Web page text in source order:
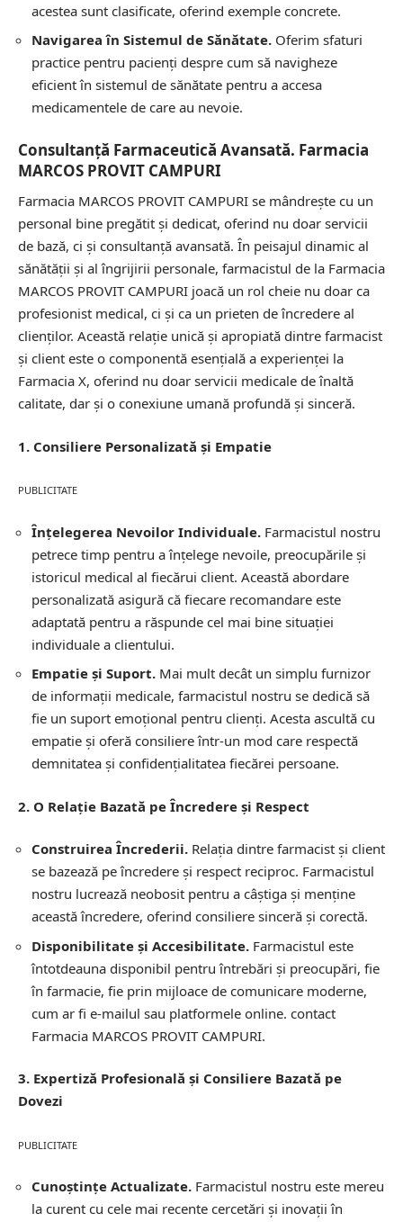
acestea sunt clasificate, oferind exemple concrete.
Navigarea în Sistemul de Sănătate. Oferim sfaturi
practice pentru pacienți despre cum să navigheze
eficient în sistemul de sănătate pentru a accesa
medicamentele de care au nevoie.
Consultanță Farmaceutică Avansată. Farmacia
MARCOS PROVIT CAMPURI
Farmacia MARCOS PROVIT CAMPURI se mândrește cu un
personal bine pregătit și dedicat, oferind nu doar servicii
de bază, ci și consultanță avansată. În peisajul dinamic al
sănătății și al îngrijirii personale, farmacistul de la Farmacia
MARCOS PROVIT CAMPURI joacă un rol cheie nu doar ca
profesionist medical, ci și ca un prieten de încredere al
clienților. Această relație unică și apropiată dintre farmacist
și client este o componentă esențială a experienței la
Farmacia X, oferind nu doar servicii medicale de înaltă
calitate, dar și o conexiune umană profundă și sinceră.
1. Consiliere Personalizată și Empatie
PUBLICITATE
Înțelegerea Nevoilor Individuale. Farmacistul nostru
petrece timp pentru a înțelege nevoile, preocupările și
istoricul medical al fiecărui client. Această abordare
personalizată asigură că fiecare recomandare este
adaptată pentru a răspunde cel mai bine situației
individuale a clientului.
Empatie și Suport. Mai mult decât un simplu furnizor
de informații medicale, farmacistul nostru se dedică să
fie un suport emoțional pentru clienți. Acesta ascultă cu
empatie și oferă consiliere într-un mod care respectă
demnitatea și confidențialitatea fiecărei persoane.
2. O Relație Bazată pe Încredere și Respect
Construirea Încrederii. Relația dintre farmacist și client
se bazează pe încredere și respect reciproc. Farmacistul
nostru lucrează neobosit pentru a câștiga și menține
această încredere, oferind consiliere sinceră și corectă.
Disponibilitate și Accesibilitate. Farmacistul este
întotdeauna disponibil pentru întrebări și preocupări, fie
în farmacie, fie prin mijloace de comunicare moderne,
cum ar fi e-mailul sau platformele online. contact
Farmacia MARCOS PROVIT CAMPURI.
3. Expertiză Profesională și Consiliere Bazată pe
Dovezi
PUBLICITATE
Cunoștințe Actualizate. Farmacistul nostru este mereu
la curent cu cele mai recente cercetări și inovații în